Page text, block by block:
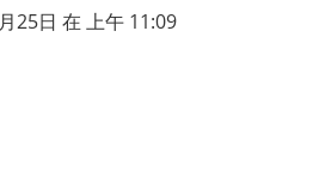
25日 在 上午 11:09